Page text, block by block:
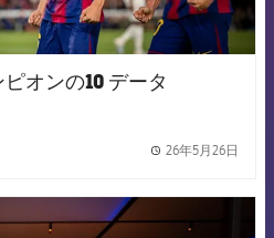
オンの10 データ
26年5月26日
FCB Barcelona badge